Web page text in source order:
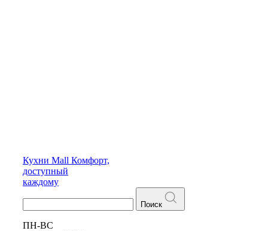
Кухни Mall Комфорт,
доступный
каждому
Поиск
ПН-ВС